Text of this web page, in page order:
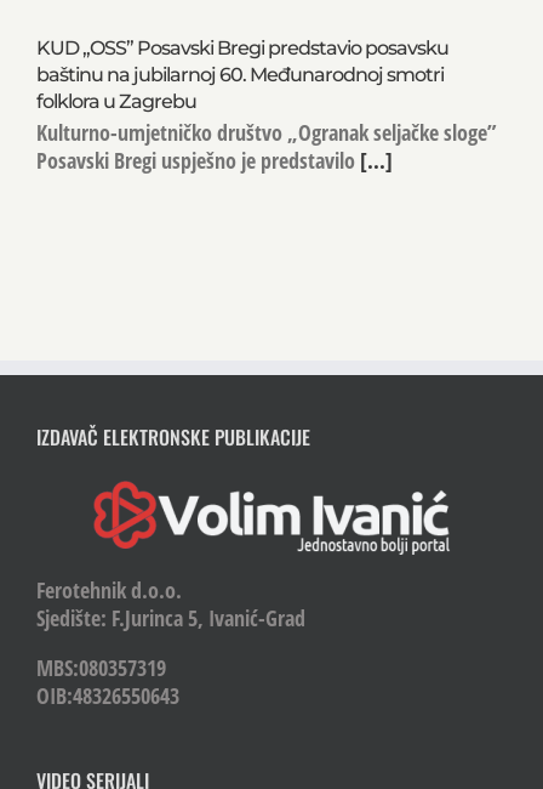
KUD „OSS” Posavski Bregi predstavio posavsku
baštinu na jubilarnoj 60. Međunarodnoj smotri
folklora u Zagrebu
Kulturno-umjetničko društvo „Ogranak seljačke sloge”
Posavski Bregi uspješno je predstavilo [...]
IZDAVAČ ELEKTRONSKE PUBLIKACIJE
Ferotehnik d.o.o.
Sjedište: F.Jurinca 5, Ivanić-Grad
MBS:080357319
OIB:48326550643
VIDEO SERIJALI